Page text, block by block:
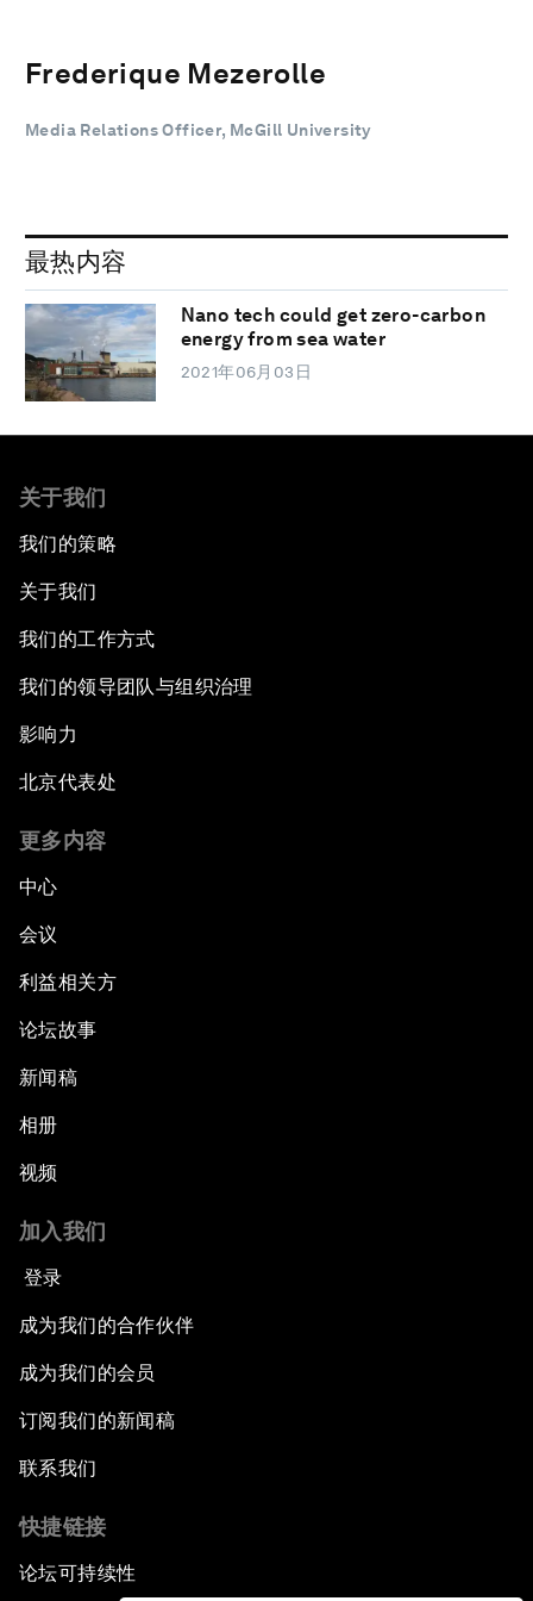
Frederique Mezerolle
Media Relations Officer, McGill University
最热内容
Nano tech could get zero-carbon
energy from sea water
2021年06月03日
关于我们
我们的策略
关于我们
我们的工作方式
我们的领导团队与组织治理
影响力
北京代表处
更多内容
中心
会议
利益相关方
论坛故事
新闻稿
相册
视频
加入我们
登录
成为我们的合作伙伴
成为我们的会员
订阅我们的新闻稿
联系我们
快捷链接
论坛可持续性